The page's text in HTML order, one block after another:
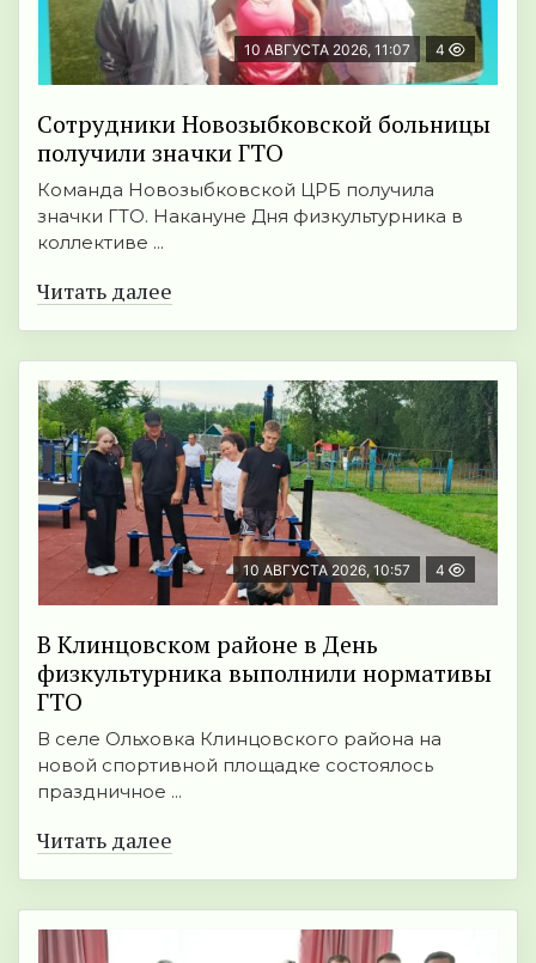
10 АВГУСТА 2026, 11:07 4
Сотрудники Новозыбковской больницы
получили значки ГТО
Команда Новозыбковской ЦРБ получила
значки ГТО. Накануне Дня физкультурника в
коллективе ...
Читать далее
10 АВГУСТА 2026, 10:57 4
В Клинцовском районе в День
физкультурника выполнили нормативы
ГТО
В селе Ольховка Клинцовского района на
новой спортивной площадке состоялось
праздничное ...
Читать далее